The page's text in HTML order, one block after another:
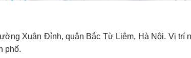
Xuân Đỉnh, quận Bắc Từ Liêm, Hà Nội. Vị trí
phố.